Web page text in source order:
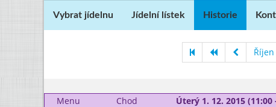
Vybrat jídelnu Jídelní lístek Historie
Menu
Chod Úterý 1. 12. 2015 (11:00